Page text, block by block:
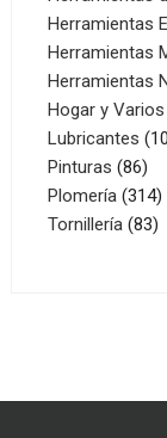
Herramientas
Herramientas
Herramientas
Hogar y Varios
Lubricantes 10
Pinturas 8686
Plomería 314
Tornillería 8383